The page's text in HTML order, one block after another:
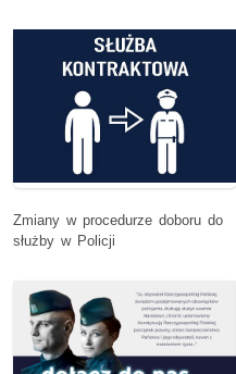
Zmiany w procedurze doboru do
służby w Policji